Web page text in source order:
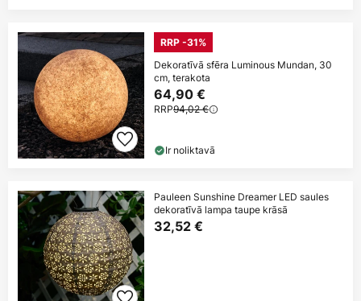
RRP -31%
Dekoratīvā sfēra Luminous Mundan, 30
cm, terakota
64,90 €
RRP94,02 €
Ir noliktavā
Pauleen Sunshine Dreamer LED saules
dekoratīvā lampa taupe krāsā
32,52 €